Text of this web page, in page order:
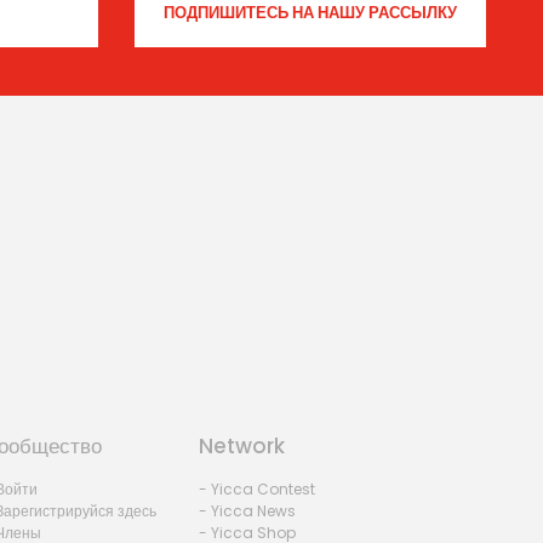
здесь
Network
- Yicca Contest
- Yicca News
- Yicca Shop